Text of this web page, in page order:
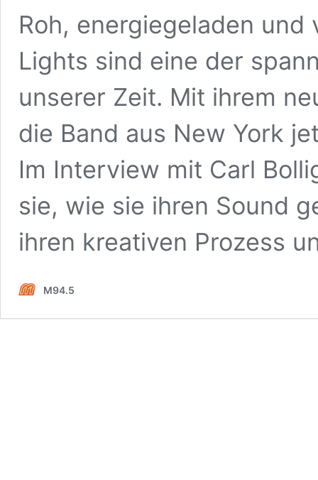
Roh, energiegeladen
Lights sind eine der
unserer Zeit. Mit ihrem
die Band aus New York
Im Interview mit Carl
sie, wie sie ihren Sound
ihren kreativen Prozess
M94.5